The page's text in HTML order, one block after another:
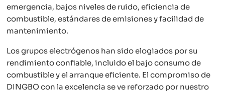
emergencia, bajos niveles de ruido, eficiencia de
combustible, estándares de emisiones y facilidad de
mantenimiento.
Los grupos electrógenos han sido elogiados por su
rendimiento confiable, incluido el bajo consumo de
combustible y el arranque eficiente. El compromiso de
DINGBO con la excelencia se ve reforzado por nuestro